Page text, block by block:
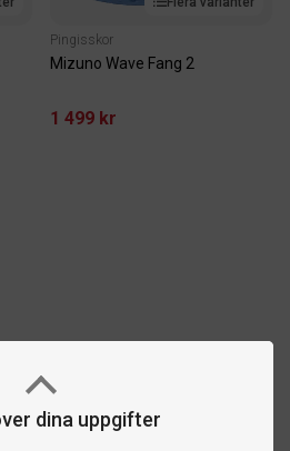
dina uppgifter
Pingisskor
Mizuno Wave Fang 2
1 499 kr